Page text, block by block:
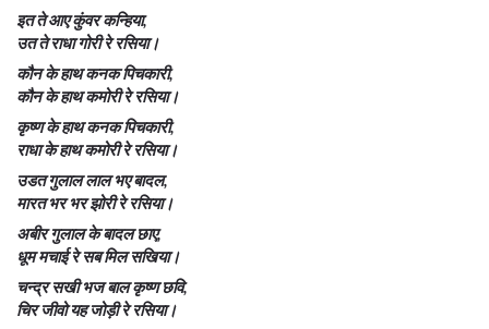
इत ते आए कुंवर कन्हिया,
उत ते राधा गोरी रे रसिया।
कौन के हाथ कनक पिचकारी,
कौन के हाथ कमोरी रे रसिया।
कृष्ण के हाथ कनक पिचकारी,
राधा के हाथ कमोरी रे रसिया।
उडत गुलाल लाल भए बादल,
मारत भर भर झोरी रे रसिया।
अबीर गुलाल के बादल छाए,
धूम मचाई रे सब मिल सखिया।
चन्द्र सखी भज बाल कृष्ण छवि,
चिर जीवो यह जोड़ी रे रसिया।